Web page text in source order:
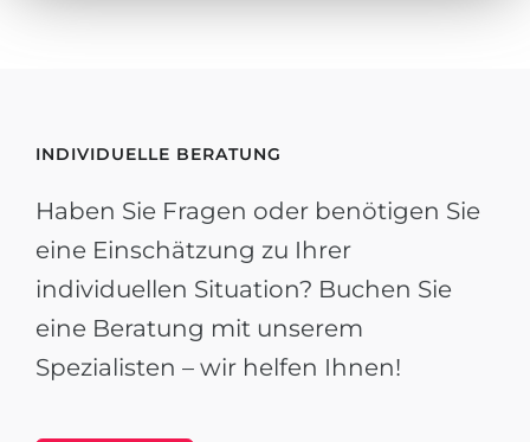
INDIVIDUELLE BERATUNG
Haben Sie Fragen oder benötigen Sie
eine Einschätzung zu Ihrer
individuellen Situation? Buchen Sie
eine Beratung mit unserem
Spezialisten – wir helfen Ihnen!